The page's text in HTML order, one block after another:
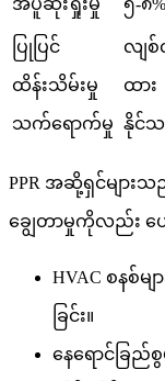
ပြုပြင်
ထိန်းသိမ်းမှု
သက်ရောက်မှု
လျ
ထား
နိုင်
PPR အဆို့ရှင်များ
ချွေတာမှုကိုလည်း ပ
HVAC စနစ်မ
ခြင်း။
နေရောင်ခြည်